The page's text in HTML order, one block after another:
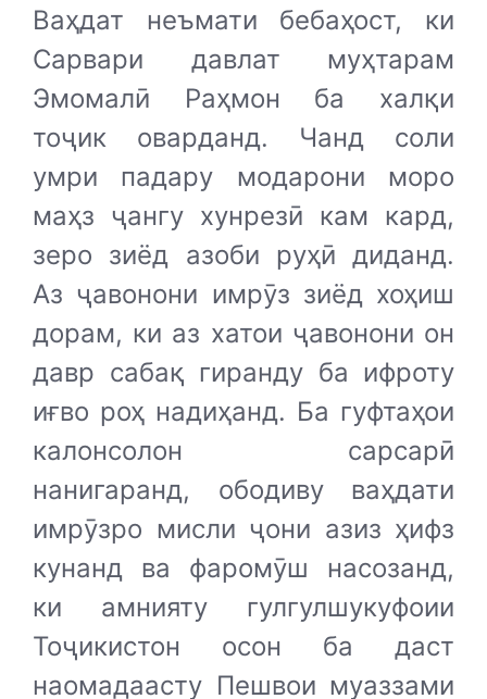
Ваҳдат неъмати бебаҳост, ки
Сарвари давлат муҳтарам
Эмомалӣ Раҳмон ба халқи
тоҷик оварданд. Чанд соли
умри падару модарони моро
маҳз ҷангу хунрезӣ кам кард,
зеро зиёд азоби руҳӣ диданд.
Аз ҷавонони имрӯз зиёд хоҳиш
дорам, ки аз хатои ҷавонони он
давр сабақ гиранду ба ифроту
иғво роҳ надиҳанд. Ба гуфтаҳои
калонсолон сарсарӣ
нанигаранд, ободиву ваҳдати
имрӯзро мисли ҷони азиз ҳифз
кунанд ва фаромӯш насозанд,
ки амнияту гулгулшукуфоии
Тоҷикистон осон ба даст
наомадаасту Пешвои муаззами